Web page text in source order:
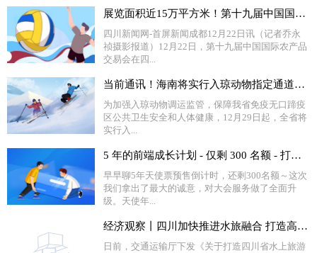
展览面积近15万平方米！第十九届中国国际农产品交易会在成都开幕-当前信息
四川新闻网-首屏新闻成都12月22日讯（记者乔永
祯摄影报道）12月22日，第十九届中国国际农产品
交易会在四...
当前通讯！海南将实行入琼动物指定通道管理 12月29日起实行
​为加强入琼动物调运监管，保障我省免疫无口蹄疫
区公共卫生安全和人体健康，12月29日起，全省将
实行入...
5 年的前端成长计划 - 仅剩 300 名额 - 打破职业发展壁垒_当前看点
早早聊5年天使票预售倒计时，还剩300名额～这次
我们拿出了最大的诚意，对大会服务做了全面升
级。天使年...
经济观察丨四川加快推进水旅融合 打造高品质水上旅游产品
日前，交通运输厅下发《关于打造四川省水上旅游